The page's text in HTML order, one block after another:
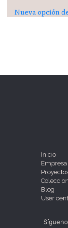
Nueva opción
Inicio
Empresa
Blog
User